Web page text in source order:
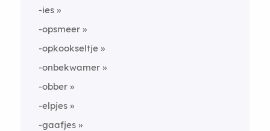
-ies
-opsmeer
-opkookseltje
-onbekwamer
-obber
-elpjes
-gaafjes